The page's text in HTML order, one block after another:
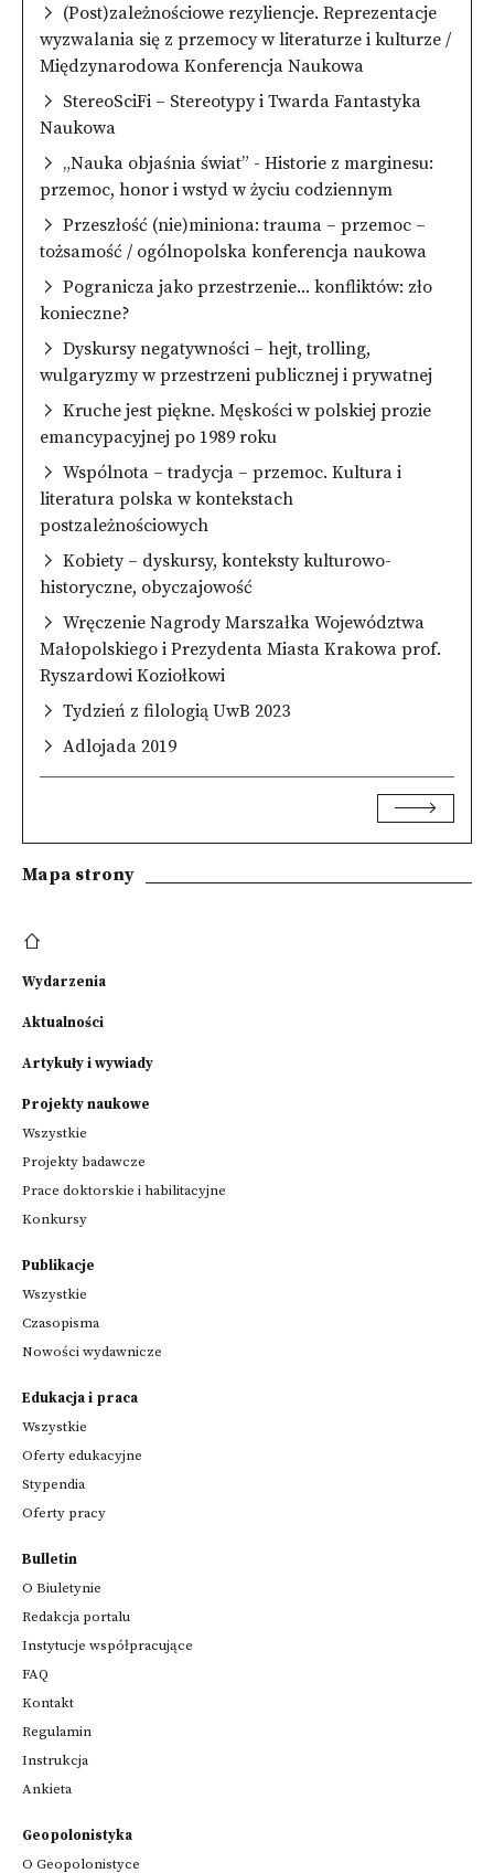
(Post)zależnościowe rezyliencje. Reprezentacje
wyzwalania się z przemocy w literaturze i kulturze /
Międzynarodowa Konferencja Naukowa
StereoSciFi – Stereotypy i Twarda Fantastyka
Naukowa
„Nauka objaśnia świat” - Historie z marginesu:
przemoc, honor i wstyd w życiu codziennym
Przeszłość (nie)miniona: trauma – przemoc –
tożsamość / ogólnopolska konferencja naukowa
Pogranicza jako przestrzenie... konfliktów: zło
konieczne?
Dyskursy negatywności – hejt, trolling,
wulgaryzmy w przestrzeni publicznej i prywatnej
Kruche jest piękne. Męskości w polskiej prozie
emancypacyjnej po 1989 roku
Wspólnota – tradycja – przemoc. Kultura i
literatura polska w kontekstach
postzależnościowych
Kobiety – dyskursy, konteksty kulturowo-
historyczne, obyczajowość
Wręczenie Nagrody Marszałka Województwa
Małopolskiego i Prezydenta Miasta Krakowa prof.
Ryszardowi Koziołkowi
Tydzień z filologią UwB 2023
Adlojada 2019
Mapa strony
Wydarzenia
Aktualności
Artykuły i wywiady
Projekty naukowe
Wszystkie
Projekty badawcze
Prace doktorskie i habilitacyjne
Konkursy
Publikacje
Wszystkie
Czasopisma
Nowości wydawnicze
Edukacja i praca
Wszystkie
Oferty edukacyjne
Stypendia
Oferty pracy
Bulletin
O Biuletynie
Redakcja portalu
Instytucje współpracujące
FAQ
Kontakt
Regulamin
Instrukcja
Ankieta
Geopolonistyka
O Geopolonistyce